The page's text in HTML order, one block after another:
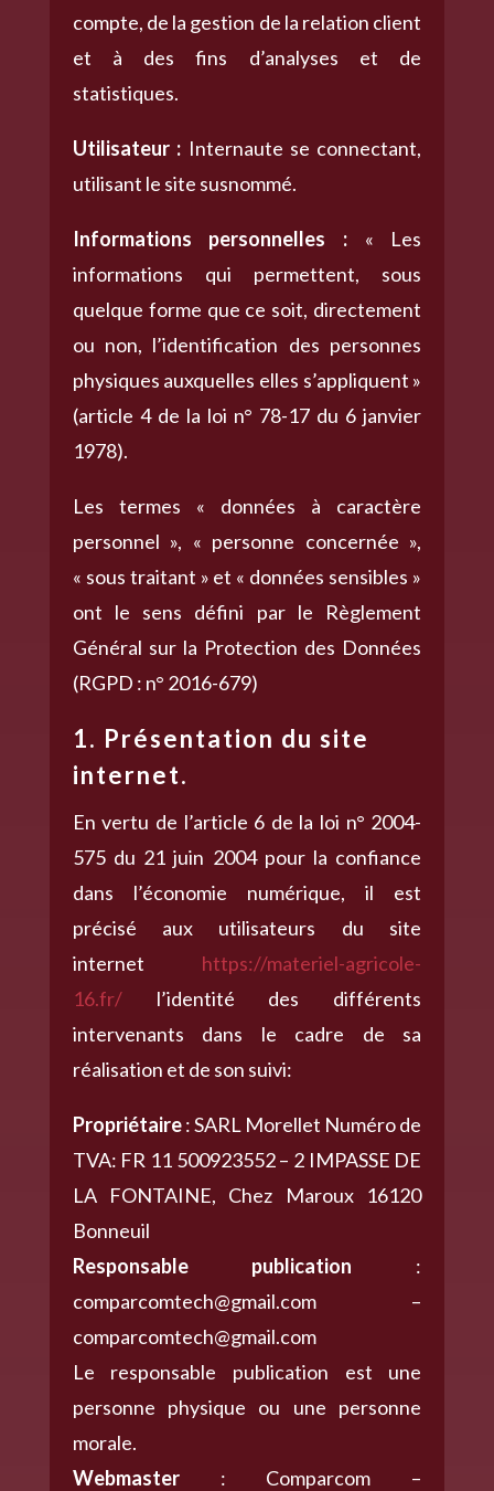
compte, de la gestion de la relation client
et à des fins d’analyses et de
statistiques.
Utilisateur : Internaute se connectant,
utilisant le site susnommé.
Informations personnelles :
« Les
informations qui permettent, sous
quelque forme que ce soit, directement
ou non, l’identification des personnes
physiques auxquelles elles s’appliquent »
(article 4 de la loi n° 78-17 du 6 janvier
1978).
Les termes « données à caractère
personnel », « personne concernée »,
« sous traitant » et « données sensibles »
ont le sens défini par le Règlement
Général sur la Protection des Données
(RGPD : n° 2016-679)
1. Présentation du site
internet.
En vertu de l’article 6 de la loi n° 2004-
575 du 21 juin 2004 pour la confiance
dans l’économie numérique, il est
précisé aux utilisateurs du site
internet https://materiel-agricole-
16.fr/l’identité des différents
intervenants dans le cadre de sa
réalisation et de son suivi:
Propriétaire: SARL Morellet Numéro de
TVA: FR 11 500923552 – 2 IMPASSE DE
LA FONTAINE, Chez Maroux 16120
Bonneuil
Responsable publication
:
comparcomtech@gmail.com –
comparcomtech@gmail.com
Le responsable publication est une
personne physique ou une personne
morale.
Webmaster
: Comparcom –